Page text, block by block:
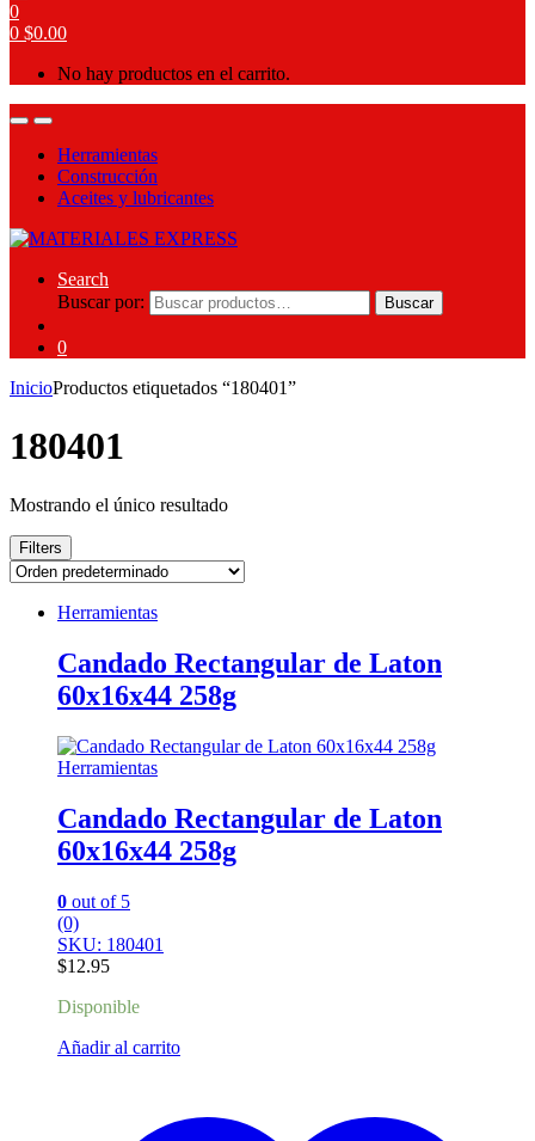
0
0 $0.00
No hay productos en el carrito.
Herramientas
Construcción
Aceites y lubricantes
Search
Buscar por:
Buscar
0
InicioProductos etiquetados “180401”
180401
Mostrando el único resultado
Filters
Herramientas
Candado Rectangular de Laton
60x16x44 258g
Herramientas
Candado Rectangular de Laton
60x16x44 258g
0 out of 5
(0)
SKU: 180401
$12.95
Disponible
Añadir al carrito